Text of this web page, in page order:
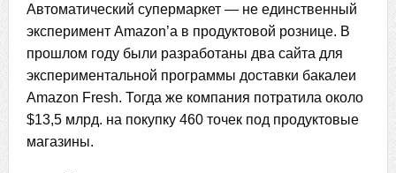
Автоматический супермаркет — не единственный
эксперимент Amazon’а в продуктовой рознице. В
прошлом году были разработаны два сайта для
экспериментальной программы доставки бакалеи
Amazon Fresh. Тогда же компания потратила около
$13,5 млрд. на покупку 460 точек под продуктовые
магазины.